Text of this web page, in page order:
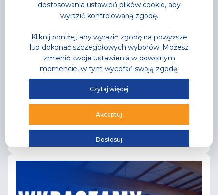
Aktualności,Park Wodny
Noc saunowa na którą
wszyscy czekali
najgorętsza noc tego lata już za moment
Przeczytaj
dostosowania ustawień plików cookie, aby
wyrazić kontrolowaną zgodę.
Kliknij poniżej, aby wyrazić zgodę na powyższe
lub dokonać szczegółowych wyborów. Możesz
zmienić swoje ustawienia w dowolnym
momencie, w tym wycofać swoją zgodę.
Czytaj więcej
Akceptuj
Dostosuj